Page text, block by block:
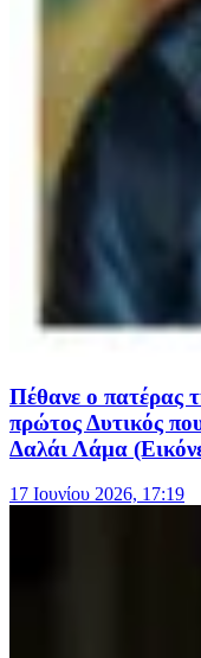
Πέθανε ο πατέρας
πρώτος Δυτικός
Δαλάι Λάμα
17 Ιουνίου 2026, 17:19